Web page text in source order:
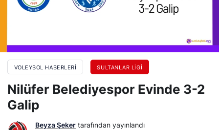
VOLEYBOL HABERLERI SULTANLAR LIGI
Nilüfer Belediyespor Evinde 3-2
Galip
Beyza Şeker tarafından yayınlandı